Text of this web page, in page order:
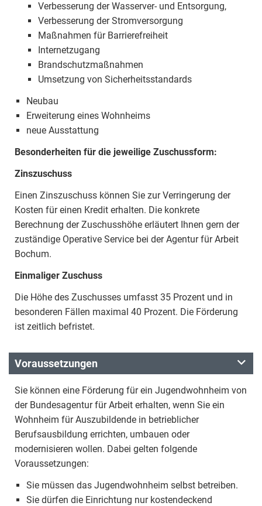
Verbesserung der Wasserver- und Entsorgung,
Verbesserung der Stromversorgung
Maßnahmen für Barrierefreiheit
Internetzugang
Brandschutzmaßnahmen
Umsetzung von Sicherheitsstandards
Neubau
Erweiterung eines Wohnheims
neue Ausstattung
Besonderheiten für die jeweilige Zuschussform:
Zinszuschuss
Einen Zinszuschuss können Sie zur Verringerung der
Kosten für einen Kredit erhalten. Die konkrete
Berechnung der Zuschusshöhe erläutert Ihnen gern der
zuständige Operative Service bei der Agentur für Arbeit
Bochum.
Einmaliger Zuschuss
Die Höhe des Zuschusses umfasst 35 Prozent und in
besonderen Fällen maximal 40 Prozent. Die Förderung
ist zeitlich befristet.
Voraussetzungen
Sie können eine Förderung für ein Jugendwohnheim von
der Bundesagentur für Arbeit erhalten, wenn Sie ein
Wohnheim für Auszubildende in betrieblicher
Berufsausbildung errichten, umbauen oder
modernisieren wollen. Dabei gelten folgende
Voraussetzungen:
Sie müssen das Jugendwohnheim selbst betreiben.
Sie dürfen die Einrichtung nur kostendeckend